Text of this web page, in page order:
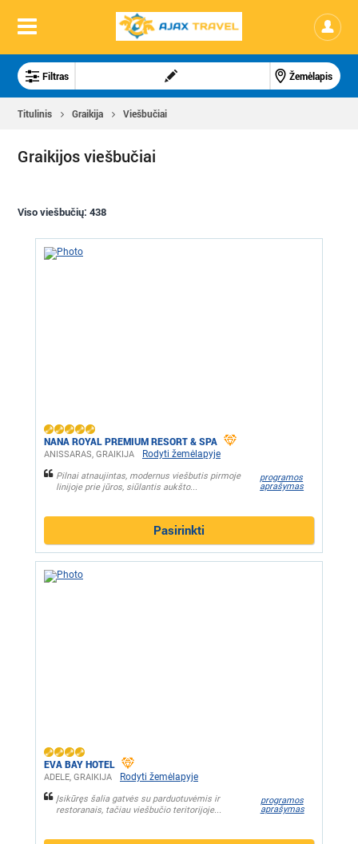
Filtras Žemėlapis
Titulinis Graikija Viešbučiai
Graikijos viešbučiai
Viso viešbučių:438
NANA ROYAL PREMIUM RESORT & SPA
ANISSARAS, GRAIKIJA Rodyti žemėlapyje
Pilnai atnaujintas, modernus viešbutis pirmoje
linijoje prie jūros, siūlantis aukšto...
programos
aprašymas
Pasirinkti
EVA BAY HOTEL
ADELE, GRAIKIJA Rodyti žemėlapyje
Įsikūręs šalia gatvės su parduotuvėmis ir
restoranais, tačiau viešbučio teritorijoje...
programos
aprašymas